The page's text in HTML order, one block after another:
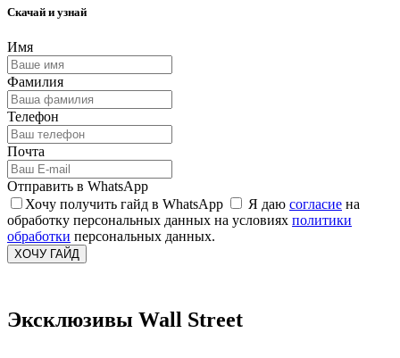
Скачай и узнай
Имя
Фамилия
Телефон
Почта
Отправить в WhatsApp
Хочу получить гайд в WhatsApp
Я даю согласие на
обработку персональных данных на условиях политики
обработки персональных данных.
ХОЧУ ГАЙД
Эксклюзивы Wall Street